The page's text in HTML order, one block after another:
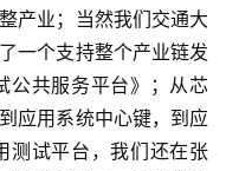
产业；当然我们交通大
一个支持整个产业链发
公共服务平台》；从芯
应用系统中心键，到应
测试平台，我们还在张